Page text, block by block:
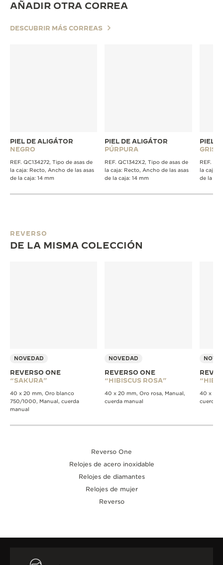
AÑADIR OTRA CORREA
DESCUBRIR MÁS CORREAS
PIEL DE ALIGÁTOR
NEGRO
REF. QC134272, Tipo de asas de
la caja: Recto, Ancho de las asas
de la caja: 14 mm
PIEL DE ALIGÁTOR
PÚRPURA
REF. QC1342X2, Tipo de asas de
la caja: Recto, Ancho de las asas
de la caja: 14 mm
PIEL
GRIS
REF.
la caja:
de la
REVERSO
DE LA MISMA COLECCIÓN
NOVEDAD
REVERSO ONE
“SAKURA”
40 x 20 mm, Oro blanco
750/1000, Manual, cuerda
manual
NOVEDAD
REVERSO ONE
“HIBISCUS ROSA”
40 x 20 mm, Oro rosa, Manual,
cuerda manual
40 x 20
cuerda
Reverso One
Relojes de acero inoxidable
Relojes de diamantes
Relojes de mujer
Reverso